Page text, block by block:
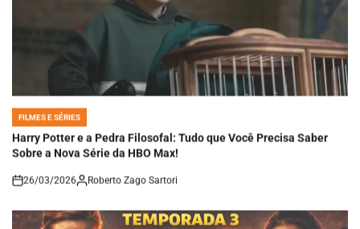
POSTED
IN
FILMES E SÉRIES
Harry Potter e a Pedra Filosofal: Tudo que Você Precisa Saber
Sobre a Nova Série da HBO Max!
on